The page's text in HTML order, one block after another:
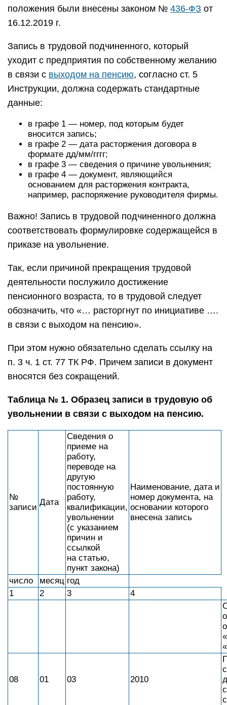
положения были внесены законом № 436-ФЗ от
16.12.2019 г.
Запись в трудовой подчиненного, который
уходит с предприятия по собственному желанию
в связи с выходом на пенсию, согласно ст. 5
Инструкции, должна содержать стандартные
данные:
в графе 1 — номер, под которым будет
вносится запись;
в графе 2 — дата расторжения договора в
формате дд/мм/гггг;
в графе 3 — сведения о причине увольнения;
в графе 4 — документ, являющийся
основанием для расторжения контракта,
например, распоряжение руководителя фирмы.
Важно! Запись в трудовой подчиненного должна
соответствовать формулировке содержащейся в
приказе на увольнение.
Так, если причиной прекращения трудовой
деятельности послужило достижение
пенсионного возраста, то в трудовой следует
обозначить, что «… расторгнут по инициативе ….
в связи с выходом на пенсию».
При этом нужно обязательно сделать ссылку на
п. 3 ч. 1 ст. 77 ТК РФ. Причем записи в документ
вносятся без сокращений.
Таблица № 1. Образец записи в трудовую об
увольнении в связи с выходом на пенсию.
№
записи
Дата
Сведения о
приеме на
работу,
переводе на
другую
постоянную
работу,
квалификации,
увольнении
(с указанием
причин и
ссылкой
на статью,
пункт закона)
Наименование, дата и
номер документа, на
основании которого
внесена запись
число месяц год
1
2 3
4
08 01 03 2010